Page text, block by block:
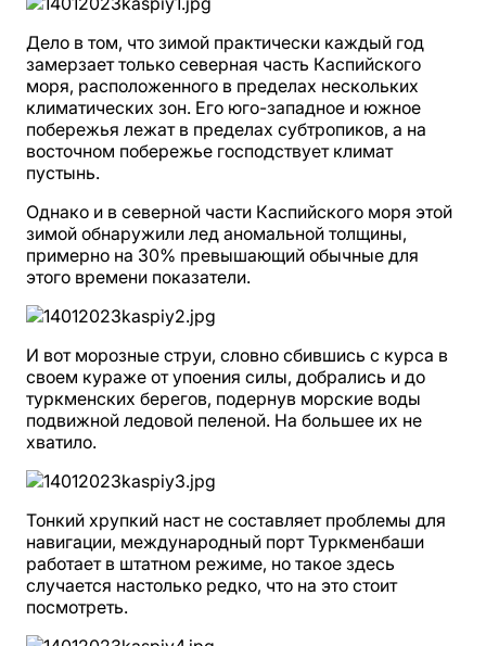
Дело в том, что зимой практически каждый год
замерзает только северная часть Каспийского
моря, расположенного в пределах нескольких
климатических зон. Его юго-западное и южное
побережья лежат в пределах субтропиков, а на
восточном побережье господствует климат
пустынь.
Однако и в северной части Каспийского моря этой
зимой обнаружили лед аномальной толщины,
примерно на 30% превышающий обычные для
этого времени показатели.
И вот морозные струи, словно сбившись с курса в
своем кураже от упоения силы, добрались и до
туркменских берегов, подернув морские воды
подвижной ледовой пеленой. На большее их не
хватило.
Тонкий хрупкий наст не составляет проблемы для
навигации, международный порт Туркменбаши
работает в штатном режиме, но такое здесь
случается настолько редко, что на это стоит
посмотреть.